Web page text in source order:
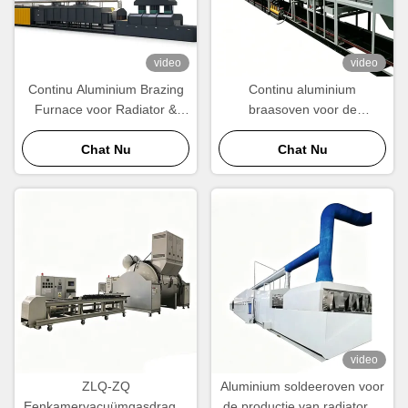
video
Continu Aluminium Brazing
Furnace voor Radiator &
Condenser Manufacturing
Chat Nu
video
Continu aluminium
braasoven voor de
vervaardiging van
radiatoren, condensatoren
en warmtewisselaars
Chat Nu
ZLQ-ZQ
video
Aluminium soldeeroven voor